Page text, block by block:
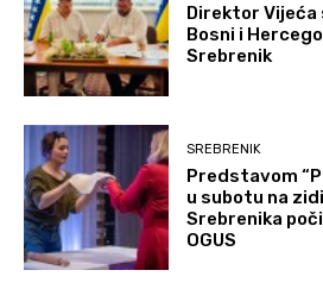
Direktor
Bosni i
Srebrenik
SREBRENIK
Predstavom
u subotu na
Srebrenika
OGUS